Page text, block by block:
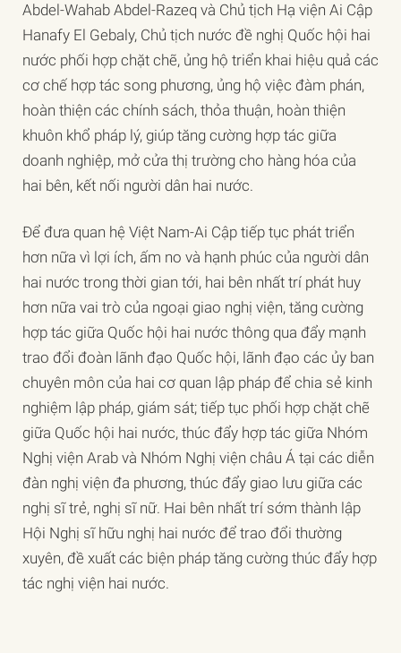
Abdel-Wahab Abdel-Razeq và Chủ tịch Hạ viện Ai Cập
Hanafy El Gebaly, Chủ tịch nước đề nghị Quốc hội hai
nước phối hợp chặt chẽ, ủng hộ triển khai hiệu quả các
cơ chế hợp tác song phương, ủng hộ việc đàm phán,
hoàn thiện các chính sách, thỏa thuận, hoàn thiện
khuôn khổ pháp lý, giúp tăng cường hợp tác giữa
doanh nghiệp, mở cửa thị trường cho hàng hóa của
hai bên, kết nối người dân hai nước.
Để đưa quan hệ Việt Nam-Ai Cập tiếp tục phát triển
hơn nữa vì lợi ích, ấm no và hạnh phúc của người dân
hai nước trong thời gian tới, hai bên nhất trí phát huy
hơn nữa vai trò của ngoại giao nghị viện, tăng cường
hợp tác giữa Quốc hội hai nước thông qua đẩy mạnh
trao đổi đoàn lãnh đạo Quốc hội, lãnh đạo các ủy ban
chuyên môn của hai cơ quan lập pháp để chia sẻ kinh
nghiệm lập pháp, giám sát; tiếp tục phối hợp chặt chẽ
giữa Quốc hội hai nước, thúc đẩy hợp tác giữa Nhóm
Nghị viện Arab và Nhóm Nghị viện châu Á tại các diễn
đàn nghị viện đa phương, thúc đẩy giao lưu giữa các
nghị sĩ trẻ, nghị sĩ nữ. Hai bên nhất trí sớm thành lập
Hội Nghị sĩ hữu nghị hai nước để trao đổi thường
xuyên, đề xuất các biện pháp tăng cường thúc đẩy hợp
tác nghị viện hai nước.